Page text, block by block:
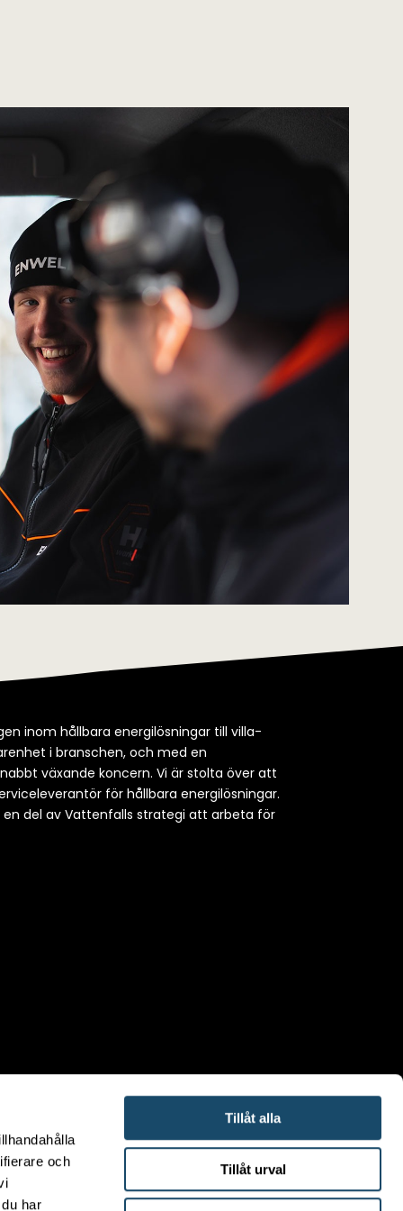
och
har
Tillåt alla
Tillåt urval
inom hållbara energilösningar till villa-
i branschen, och med en
växande koncern. Vi är stolta över att
för hållbara energilösningar.
del av Vattenfalls strategi att arbeta för